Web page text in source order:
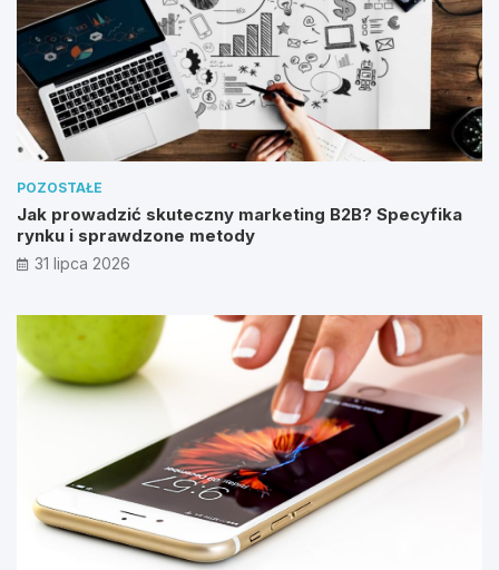
POZOSTAŁE
Jak prowadzić skuteczny marketing B2B? Specyfika
rynku i sprawdzone metody
31 lipca 2026